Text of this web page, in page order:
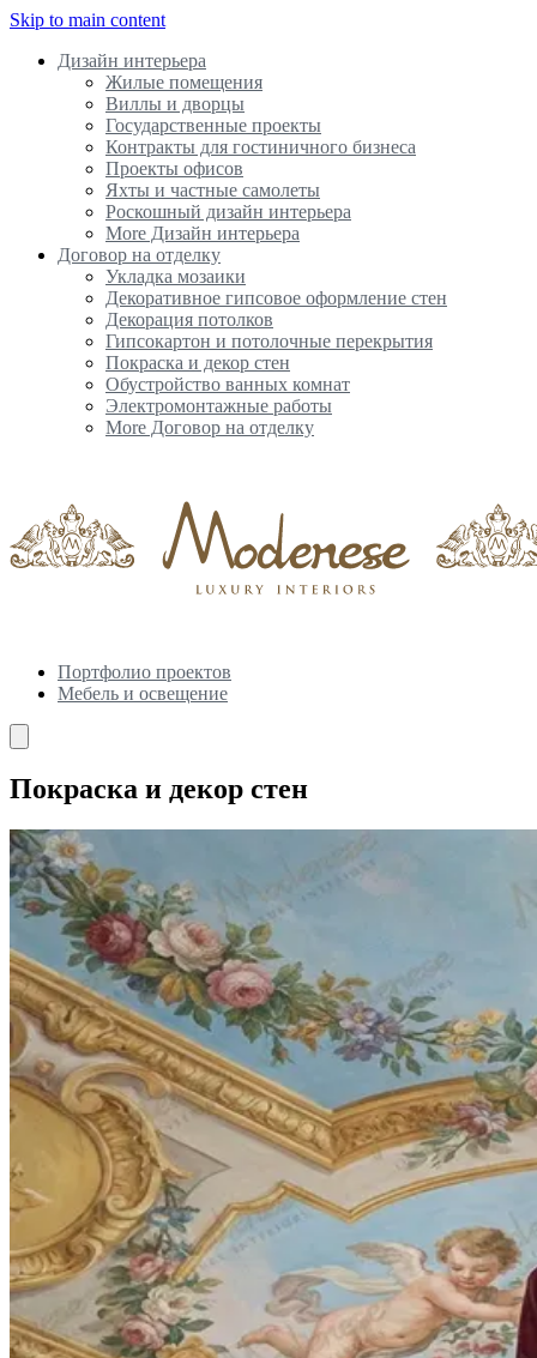
Skip to main content
Дизайн интерьера
Жилые помещения
Виллы и дворцы
Государственные проекты
Контракты для гостиничного бизнеса
Проекты офисов
Яхты и частные самолеты
Роскошный дизайн интерьера
More Дизайн интерьера
Договор на отделку
Укладка мозаики
Декоративное гипсовое оформление стен
Декорация потолков
Гипсокартон и потолочные перекрытия
Покраска и декор стен
Обустройство ванных комнат
Электромонтажные работы
More Договор на отделку
Портфолио проектов
Мебель и освещение
Покраска и декор стен